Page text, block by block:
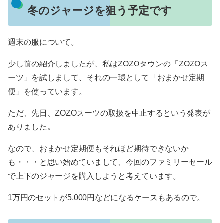
冬のジャージを狙う予定です
週末の服について。
少し前の紹介しましたが、私はZOZOタウンの「ZOZOス
ーツ」を試しまして、それの一環として「おまかせ定期
便」を使っています。
ただ、先日、ZOZOスーツの取扱を中止するという発表が
ありました。
なので、おまかせ定期便もそれほど期待できないか
も・・・と思い始めていまして、今回のファミリーセール
で上下のジャージを購入しようと考えています。
1万円のセットが5,000円などになるケースもあるので。